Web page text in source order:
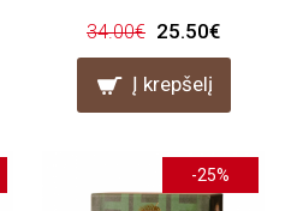
34.00€ 25.50€
Į krepšelį
-25%